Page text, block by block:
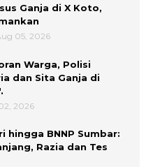
Ganja di X Koto,
05, 2026
Warga, Polisi
dan Sita Ganja di
2026
hingga BNNP Sumbar:
Razia dan Tes